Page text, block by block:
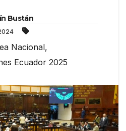
Bustán
Nacional,
Ecuador 2025